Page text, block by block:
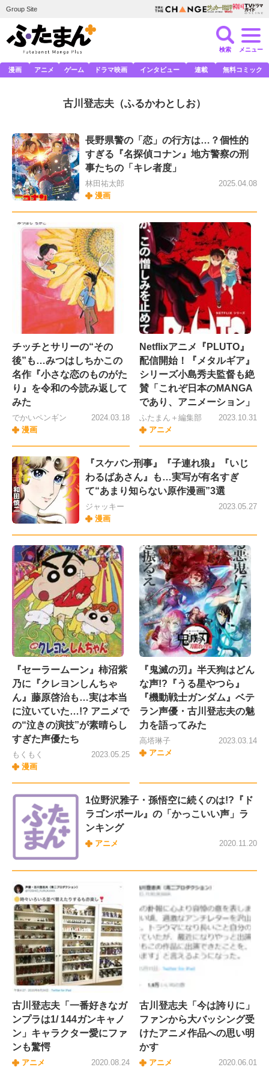
Group Site
検索 メニュー
漫画 アニメ ゲーム ドラマ映画 インタビュー 連載 無料コミック
古川登志夫 （ふるかわとしお）
長野県警の「恋」の行方は…？個性的
すぎる『名探偵コナン』地方警察の刑
事たちの「キレ者度」
林田祐太郎
漫画
2025.04.08
チッチとサリーの“その
後”も…みつはしちかこの
名作『小さな恋のものがた
り』を令和の今読み返して
みた
でかいペンギン
漫画
2024.03.18
Netflixアニメ『PLUTO』
配信開始！『メタルギア』
シリーズ小島秀夫監督も絶
賛「これぞ日本のMANGA
であり、アニメーション」
ふたまん＋編集部
アニメ
2023.10.31
『スケバン刑事』『子連れ狼』『いじ
わるばあさん』も…実写が有名すぎ
て“あまり知らない原作漫画”3選
ジャッキー
漫画
2023.05.27
『セーラームーン』柿沼紫
乃に『クレヨンしんちゃ
ん』藤原啓治も…実は本当
に泣いていた…!? アニメで
の“泣きの演技”が素晴らし
すぎた声優たち
もくもく
漫画
2023.05.25
『鬼滅の刃』半天狗はどん
な声!?『うる星やつら』
『機動戦士ガンダム』ベテ
ラン声優・古川登志夫の魅
力を語ってみた
高塔琳子
アニメ
2023.03.14
1位野沢雅子・孫悟空に続くのは!?『ド
ラゴンボール』の「かっこいい声」ラ
ンキング
アニメ 2020.11.20
古川登志夫「一番好きなガ
ンプラは1/ 144ガンキャノ
ン」キャラクター愛にファ
ンも驚愕
アニメ 2020.08.24
古川登志夫「今は誇りに」
ファンから大バッシング受
けたアニメ作品への思い明
かす
アニメ 2020.06.01